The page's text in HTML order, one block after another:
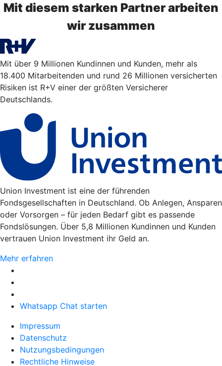
Mit diesem starken Partner arbeiten
wir zusammen
Mit über 9 Millionen Kundinnen und Kunden, mehr als
18.400 Mitarbeitenden und rund 26 Millionen versicherten
Risiken ist R+V einer der größten Versicherer
Deutschlands.
Union Investment ist eine der führenden
Fondsgesellschaften in Deutschland. Ob Anlegen, Ansparen
oder Vorsorgen – für jeden Bedarf gibt es passende
Fondslösungen. Über 5,8 Millionen Kundinnen und Kunden
vertrauen Union Investment ihr Geld an.
Mehr erfahren
Whatsapp Chat starten
Impressum
Datenschutz
Nutzungsbedingungen
Rechtliche Hinweise